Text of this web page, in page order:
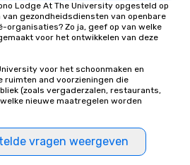
Lodge At The University opgesteld op
gezondheidsdiensten van openbare
Zo ja, geef op van welke
voor het ontwikkelen van deze
voor het schoonmaken en
ruimten and voorzieningen die
(zoals vergaderzalen, restaurants,
nieuwe maatregelen worden
vragen weergeven